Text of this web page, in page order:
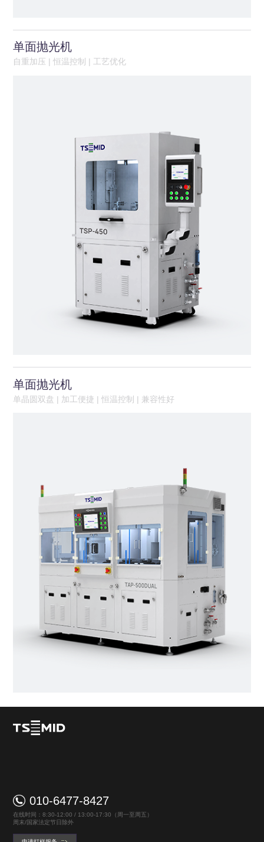
单面抛光机
自重加压 | 恒温控制 | 工艺优化
单面抛光机
单晶圆双盘 | 加工便捷 | 恒温控制 | 兼容性好
010-6477-8427
在线时间：8:30-12:00 / 13:00-17:30（周一至周五）
周末/国家法定节日除外